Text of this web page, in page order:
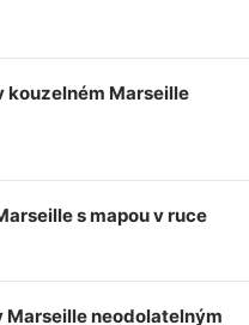
kouzelném Marseille
s mapou v ruce
Marseille neodolatelným